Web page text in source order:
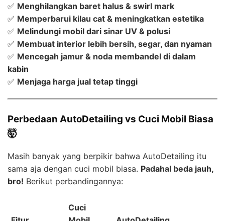
✅ Menghilangkan baret halus & swirl mark
✅ Memperbarui kilau cat & meningkatkan estetika
✅ Melindungi mobil dari sinar UV & polusi
✅ Membuat interior lebih bersih, segar, dan nyaman
✅ Mencegah jamur & noda membandel di dalam
kabin
✅ Menjaga harga jual tetap tinggi
Perbedaan AutoDetailing vs Cuci Mobil Biasa
🤯
Masih banyak yang berpikir bahwa AutoDetailing itu
sama aja dengan cuci mobil biasa. Padahal beda jauh,
bro! Berikut perbandingannya:
Cuci